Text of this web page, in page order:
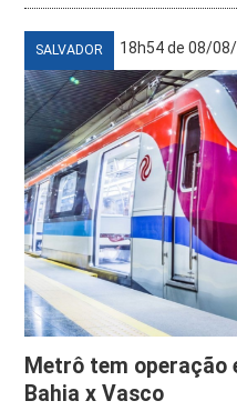
SALVADOR 18h54 de 08/
Metrô tem operação
Bahia x Vasco